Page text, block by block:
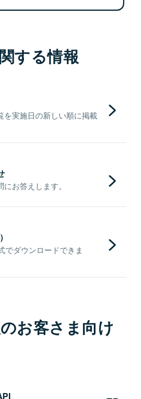
する情報
を実施日の新しい順に掲載
お答えします。
でダウンロードできま
お客さま向け